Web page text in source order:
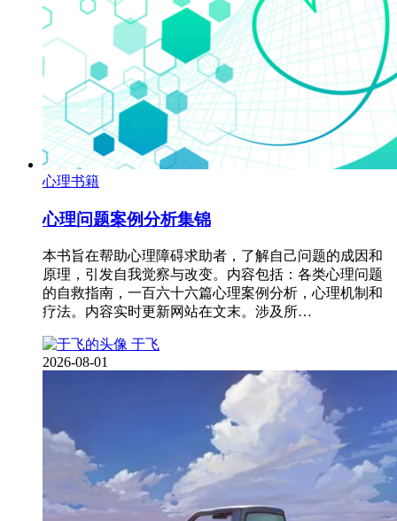
心理书籍
心理问题案例分析集锦
本书旨在帮助心理障碍求助者，了解自己问题的成因和
原理，引发自我觉察与改变。内容包括：各类心理问题
的自救指南，一百六十六篇心理案例分析，心理机制和
疗法。内容实时更新网站在文末。涉及所…
于飞
2026-08-01